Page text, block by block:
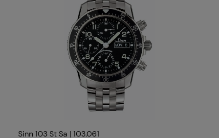
Sinn 103 St Sa | 103.061